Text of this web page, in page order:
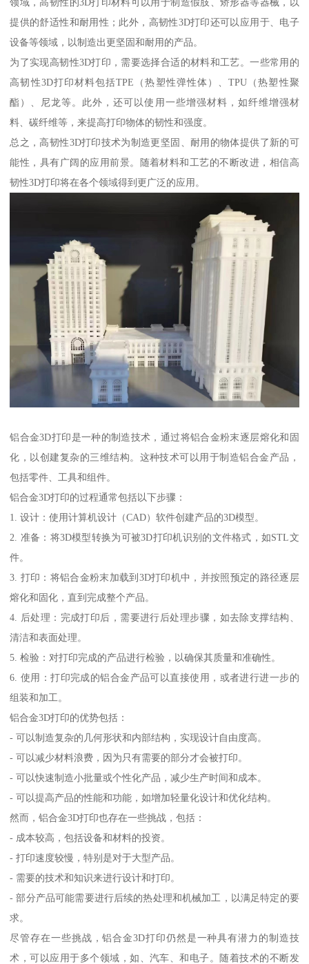
提供的舒适性和耐用性；此外，高韧性3D打印还可以应用于、电子
设备等领域，以制造出更坚固和耐用的产品。
为了实现高韧性3D打印，需要选择合适的材料和工艺。一些常用的
高韧性3D打印材料包括TPE（热塑性弹性体）、TPU（热塑性聚
酯）、尼龙等。此外，还可以使用一些增强材料，如纤维增强材
料、碳纤维等，来提高打印物体的韧性和强度。
总之，高韧性3D打印技术为制造更坚固、耐用的物体提供了新的可
能性，具有广阔的应用前景。随着材料和工艺的不断改进，相信高
韧性3D打印将在各个领域得到更广泛的应用。
铝合金3D打印是一种的制造技术，通过将铝合金粉末逐层熔化和固
化，以创建复杂的三维结构。这种技术可以用于制造铝合金产品，
包括零件、工具和组件。
铝合金3D打印的过程通常包括以下步骤：
1. 设计：使用计算机设计（CAD）软件创建产品的3D模型。
2. 准备：将3D模型转换为可被3D打印机识别的文件格式，如STL文
件。
3. 打印：将铝合金粉末加载到3D打印机中，并按照预定的路径逐层
熔化和固化，直到完成整个产品。
4. 后处理：完成打印后，需要进行后处理步骤，如去除支撑结构、
清洁和表面处理。
5. 检验：对打印完成的产品进行检验，以确保其质量和准确性。
6. 使用：打印完成的铝合金产品可以直接使用，或者进行进一步的
组装和加工。
铝合金3D打印的优势包括：
- 可以制造复杂的几何形状和内部结构，实现设计自由度高。
- 可以减少材料浪费，因为只有需要的部分才会被打印。
- 可以快速制造小批量或个性化产品，减少生产时间和成本。
- 可以提高产品的性能和功能，如增加轻量化设计和优化结构。
然而，铝合金3D打印也存在一些挑战，包括：
- 成本较高，包括设备和材料的投资。
- 打印速度较慢，特别是对于大型产品。
- 需要的技术和知识来进行设计和打印。
- 部分产品可能需要进行后续的热处理和机械加工，以满足特定的要
求。
尽管存在一些挑战，铝合金3D打印仍然是一种具有潜力的制造技
术，可以应用于多个领域，如、汽车、和电子。随着技术的不断发